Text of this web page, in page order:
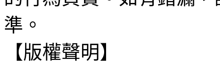
準。
【版權聲明】